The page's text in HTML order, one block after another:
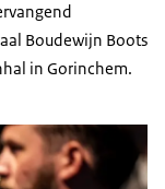
Boudewijn Boots
in Gorinchem.